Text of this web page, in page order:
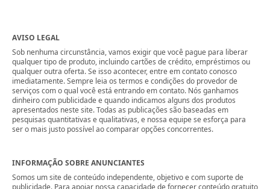
AVISO LEGAL
Sob nenhuma circunstância, vamos exigir que você pague para liberar
qualquer tipo de produto, incluindo cartões de crédito, empréstimos ou
qualquer outra oferta. Se isso acontecer, entre em contato conosco
imediatamente. Sempre leia os termos e condições do provedor de
serviços com o qual você está entrando em contato. Nós ganhamos
dinheiro com publicidade e quando indicamos alguns dos produtos
apresentados neste site. Todas as publicações são baseadas em
pesquisas quantitativas e qualitativas, e nossa equipe se esforça para
ser o mais justo possível ao comparar opções concorrentes.
INFORMAÇÃO SOBRE ANUNCIANTES
Somos um site de conteúdo independente, objetivo e com suporte de
publicidade. Para apoiar nossa capacidade de fornecer conteúdo gratuito